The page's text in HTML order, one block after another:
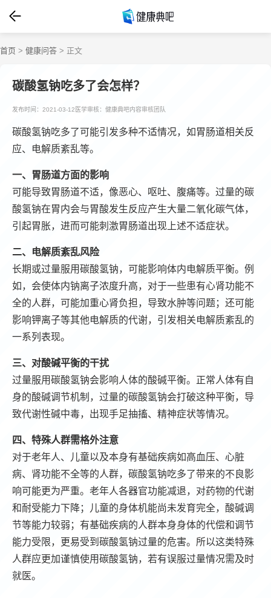
首页 > 健康问答 > 正文
碳酸氢钠吃多了会怎样？
发布时间：2021-03-12 医学审核：健康典吧内容审核团队
碳酸氢钠吃多了可能引发多种不适情况，如胃肠道相关反
应、电解质紊乱等。
一、胃肠道方面的影响
可能导致胃肠道不适，像恶心、呕吐、腹痛等。过量的碳
酸氢钠在胃内会与胃酸发生反应产生大量二氧化碳气体，
引起胃胀，进而可能刺激胃肠道出现上述不适症状。
二、电解质紊乱风险
长期或过量服用碳酸氢钠，可能影响体内电解质平衡。例
如，会使体内钠离子浓度升高，对于一些患有心肾功能不
全的人群，可能加重心肾负担，导致水肿等问题；还可能
影响钾离子等其他电解质的代谢，引发相关电解质紊乱的
一系列表现。
三、对酸碱平衡的干扰
过量服用碳酸氢钠会影响人体的酸碱平衡。正常人体有自
身的酸碱调节机制，过量的碳酸氢钠会打破这种平衡，导
致代谢性碱中毒，出现手足抽搐、精神症状等情况。
四、特殊人群需格外注意
对于老年人、儿童以及本身有基础疾病如高血压、心脏
病、肾功能不全等的人群，碳酸氢钠吃多了带来的不良影
响可能更为严重。老年人各器官功能减退，对药物的代谢
和耐受能力下降；儿童的身体机能尚未发育完全，酸碱调
节等能力较弱；有基础疾病的人群本身身体的代偿和调节
能力受限，更易受到碳酸氢钠过量的危害。所以这类特殊
人群应更加谨慎使用碳酸氢钠，若有误服过量情况需及时
就医。